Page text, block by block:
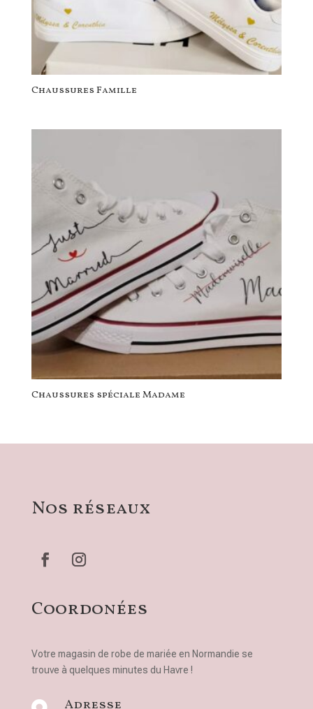
Chaussures Famille
Chaussures spéciale Madame
Nos réseaux
Coordonées
Votre magasin de robe de mariée en Normandie se
trouve à quelques minutes du Havre !
Adresse